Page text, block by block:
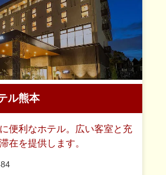
ル熊本
便利なホテル。広い客室と充
在を提供します。